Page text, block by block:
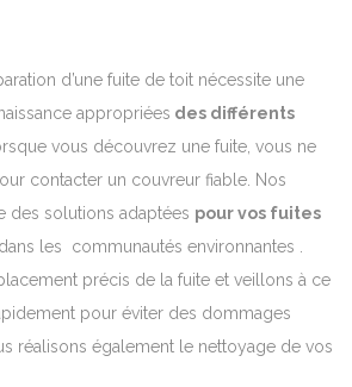
d’une fuite de toit nécessite une
appropriées
des différents
vous découvrez une fuite, vous ne
contacter un couvreur fiable. Nos
des solutions adaptées
pour vos fuites
les communautés environnantes .
précis de la fuite et veillons à ce
pour éviter des dommages
réalisons également le nettoyage de vos